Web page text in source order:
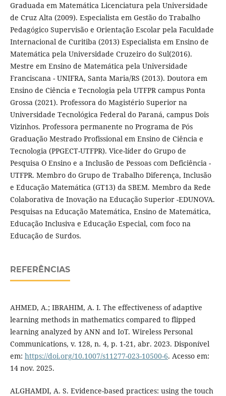
Graduada em Matemática Licenciatura pela Universidade
de Cruz Alta (2009). Especialista em Gestão do Trabalho
Pedagógico Supervisão e Orientação Escolar pela Faculdade
Internacional de Curitiba (2013) Especialista em Ensino de
Matemática pela Universidade Cruzeiro do Sul(2016).
Mestre em Ensino de Matemática pela Universidade
Franciscana - UNIFRA, Santa Maria/RS (2013). Doutora em
Ensino de Ciência e Tecnologia pela UTFPR campus Ponta
Grossa (2021). Professora do Magistério Superior na
Universidade Tecnológica Federal do Paraná, campus Dois
Vizinhos. Professora permanente no Programa de Pós
Graduação Mestrado Profissional em Ensino de Ciência e
Tecnologia (PPGECT-UTFPR). Vice-líder do Grupo de
Pesquisa O Ensino e a Inclusão de Pessoas com Deficiência -
UTFPR. Membro do Grupo de Trabalho Diferença, Inclusão
e Educação Matemática (GT13) da SBEM. Membro da Rede
Colaborativa de Inovação na Educação Superior -EDUNOVA.
Pesquisas na Educação Matemática, Ensino de Matemática,
Educação Inclusiva e Educação Especial, com foco na
Educação de Surdos.
REFERÊNCIAS
AHMED, A.; IBRAHIM, A. I. The effectiveness of adaptive
learning methods in mathematics compared to flipped
learning analyzed by ANN and IoT. Wireless Personal
Communications, v. 128, n. 4, p. 1-21, abr. 2023. Disponível
em: https://doi.org/10.1007/s11277-023-10500-6. Acesso em:
14 nov. 2025.
ALGHAMDI, A. S. Evidence-based practices: using the touch